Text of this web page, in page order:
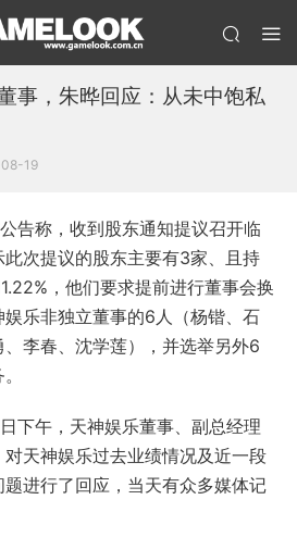
事，朱晔回应：从未中饱私
19
告称，收到股东通知提议召开临
次提议的股东主要有3家、且持
，他们要求提前进行董事会换
乐非独立董事的6人（杨锴、石
李春、沈学莲），并选举另外6
下午，天神娱乐董事、副总经理
天神娱乐过去业绩情况及近一段
进行了回应，当天有众多媒体记